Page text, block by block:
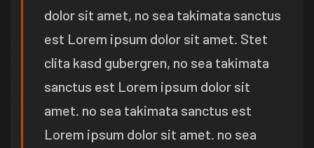
dolor sit amet, no sea takimata sanctus
est Lorem ipsum dolor sit amet. Stet
clita kasd gubergren, no sea takimata
sanctus est Lorem ipsum dolor sit
amet. no sea takimata sanctus est
Lorem ipsum dolor sit amet. no sea